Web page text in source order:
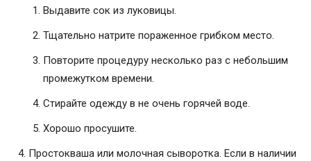
Выдавите сок из луковицы.
Тщательно натрите пораженное грибком место.
Повторите процедуру несколько раз с небольшим
промежутком времени.
Стирайте одежду в не очень горячей воде.
Хорошо просушите.
Простокваша или молочная сыворотка. Если в наличии